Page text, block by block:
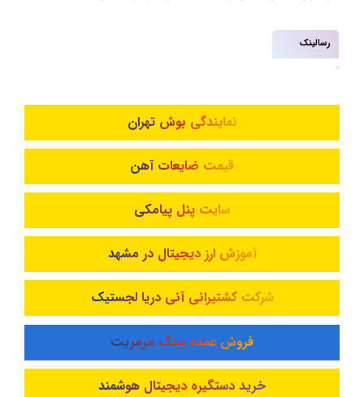
رسالینک
نمایندگی بوش تهران
قیمت ضایعات آهن
سایت پنل پیامکی
آموزش ارز دیجیتال در مشهد
شرکت کشتیرانی آنی دریا لجستیک
فروش عمده سنگ مرمریت
خرید دستگیره دیجیتال هوشمند